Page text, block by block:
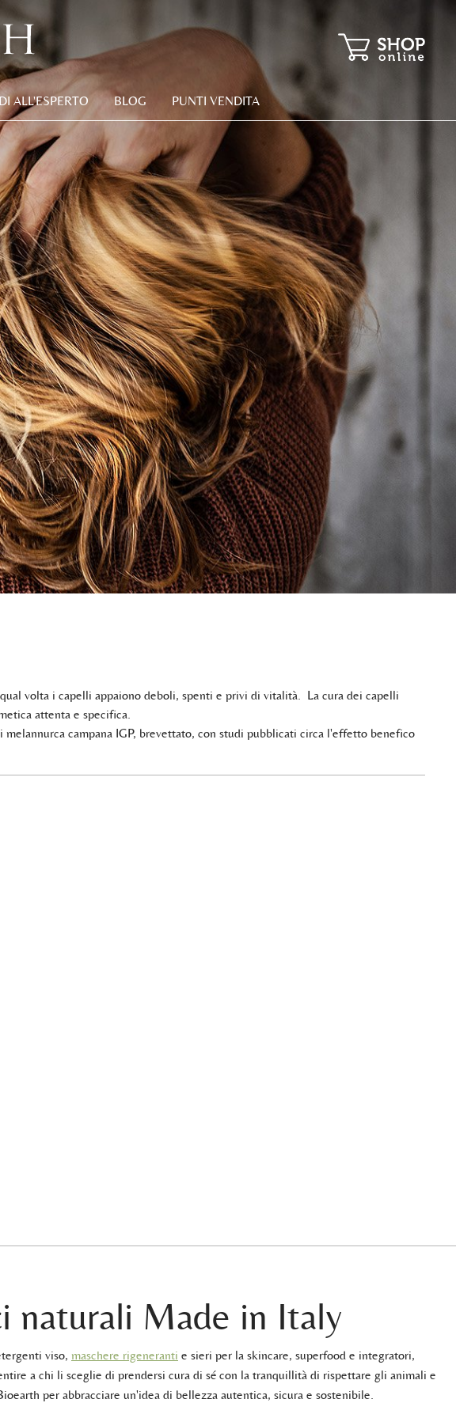
ALL'ESPERTO BLOG PUNTI VENDITA
volta i capelli appaiono deboli, spenti e privi di vitalità. La cura dei capelli
attenta e specifica.
campana IGP, brevettato, con studi pubblicati circa l'effetto benefico
naturali Made in Italy
viso, maschere rigeneranti e sieri per la skincare, superfood e integratori,
a chi li sceglie di prendersi cura di sé con la tranquillità di rispettare gli animali e
per abbracciare un'idea di bellezza autentica, sicura e sostenibile.